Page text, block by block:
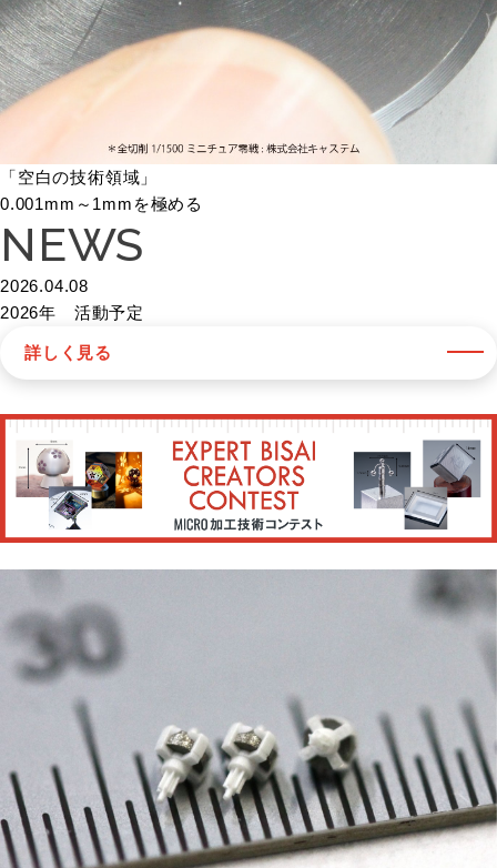
「空白の技術領域」
0.001mm～1mmを極める
NEWS
2026.04.08
2026年 活動予定
詳しく見る